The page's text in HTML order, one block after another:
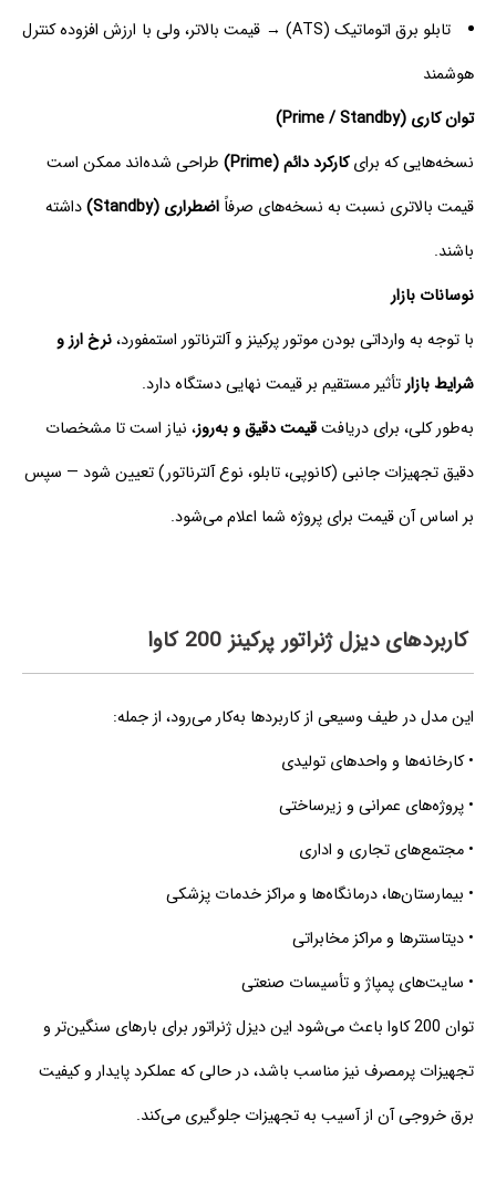
تابلو برق اتوماتیک (ATS) → قیمت بالاتر، ولی با ارزش افزوده کنترل
هوشمند
توان کاری (Prime / Standby)
نسخه‌هایی که برایکارکرد دائم (Prime)
طراحی شده‌اند ممکن است
قیمت بالاتری نسبت به نسخه‌های صرفاً اضطراری (Standby)
داشته
باشند.
نوسانات بازار
با توجه به وارداتی بودن موتور پرکینز و آلترناتور استمفورد،نرخ ارز و
شرایط بازارتأثیر مستقیم بر قیمت نهایی دستگاه دارد.
به‌طور کلی، برای دریافتقیمت دقیق و به‌روز، نیاز است تا مشخصات
دقیق تجهیزات جانبی (کانوپی، تابلو، نوع آلترناتور) تعیین شود — سپس
بر اساس آن قیمت برای پروژه شما اعلام می‌شود.
کاربردهای دیزل ژنراتور پرکینز 200 کاوا
این مدل در طیف وسیعی از کاربردها به‌کار می‌رود، از جمله:
• کارخانه‌ها و واحدهای تولیدی
• پروژه‌های عمرانی و زیرساختی
• مجتمع‌های تجاری و اداری
• بیمارستان‌ها، درمانگاه‌ها و مراکز خدمات پزشکی
• دیتاسنترها و مراکز مخابراتی
• سایت‌های پمپاژ و تأسیسات صنعتی
توان 200 کاوا باعث می‌شود این دیزل ژنراتور برای بارهای سنگین‌تر و
تجهیزات پرمصرف نیز مناسب باشد، در حالی که عملکرد پایدار و کیفیت
برق خروجی آن از آسیب به تجهیزات جلوگیری می‌کند.